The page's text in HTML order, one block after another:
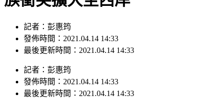
發佈時間：2021.04.14 14:33
最後更新時間：2021.04.14 14:33
發佈時間：2021.04.14 14:33
最後更新時間： 2021.04.14 14:33